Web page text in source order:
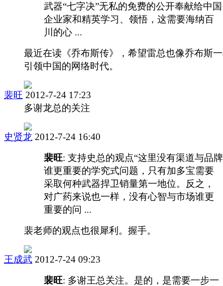
武器“七字决”无私的免费的公开奉献给中国
企业家和精英学习、领悟，这需要海纳百
川的心 ...
最近在读《乔布斯传》，希望雷总也像乔布斯
引领中国的网络时代。
裴旺 2012-7-24 17:23
多谢龙总的关注
史贤龙 2012-7-24 16:40
裴旺: 支持史总的观点“这里没有渠道与品牌
谁更重要的学究式问题，只有加多宝需要
采取何种武器捍卫销量第一地位。反之，
对广药来说也一样，没有心智与市场谁更
重要的问 ...
裴老师的观点也很犀利。握手。
王成武 2012-7-24 09:23
裴旺: 多谢王总关注。是的，是需要一步一